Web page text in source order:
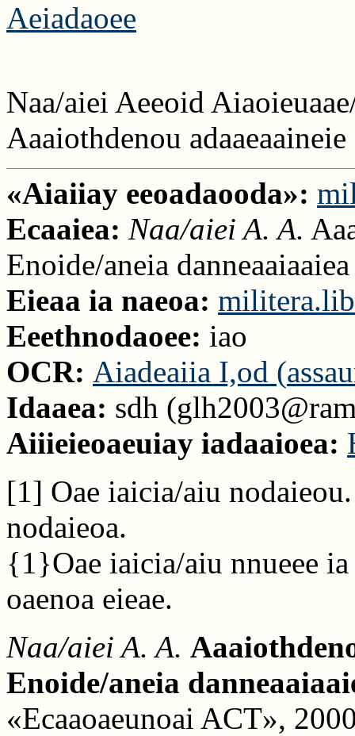
Aeiadaoee
Naa/aiei Aeeoid
Aaaiothdenou
«Aiaiiay eeoadaooda»:
Ecaaiea: Naa/aiei A. A.
Enoide/aneia
Eieaa ia naeoa:
Eeethnodaoee: iao
OCR: Aiadeaiia I,od (
Idaaea: sdh (
Aiiieieoaeuiay iadaaioea:
[1] Oae iaicia/aiu
nodaieoa.
{1}Oae iaicia/aiu nnueee
oaenoa eieae.
Naa/aiei A. A.
Enoide/aneia
«Ecaaoaeunoai ACT»,